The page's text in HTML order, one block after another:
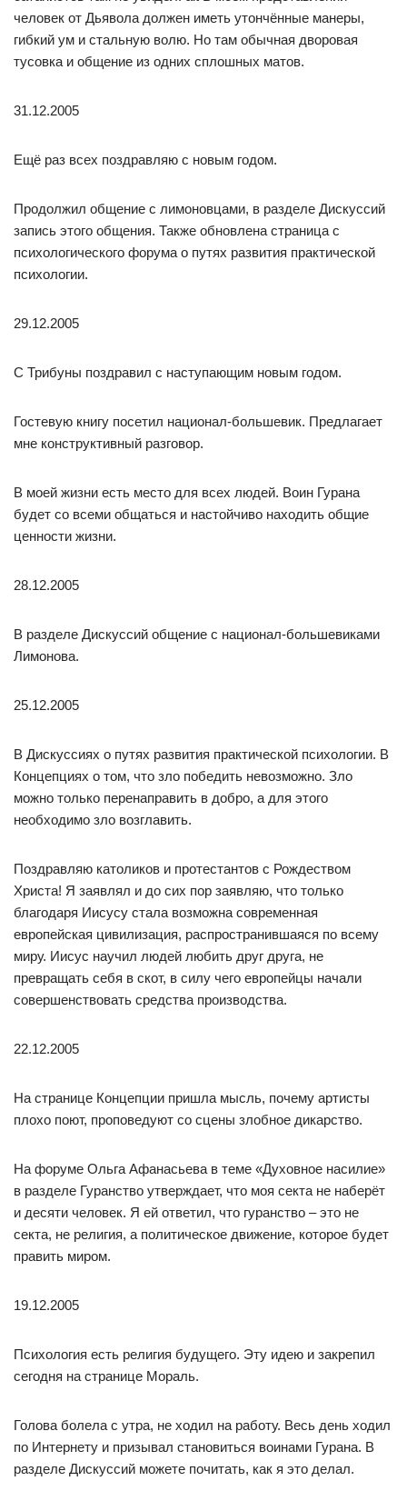
человек от Дьявола должен иметь утончённые манеры,
гибкий ум и стальную волю. Но там обычная дворовая
тусовка и общение из одних сплошных матов.
31.12.2005
Ещё раз всех поздравляю с новым годом.
Продолжил общение с лимоновцами, в разделе Дискуссий
запись этого общения. Также обновлена страница с
психологического форума о путях развития практической
психологии.
29.12.2005
С Трибуны поздравил с наступающим новым годом.
Гостевую книгу посетил национал-большевик. Предлагает
мне конструктивный разговор.
В моей жизни есть место для всех людей. Воин Гурана
будет со всеми общаться и настойчиво находить общие
ценности жизни.
28.12.2005
В разделе Дискуссий общение с национал-большевиками
Лимонова.
25.12.2005
В Дискуссиях о путях развития практической психологии. В
Концепциях о том, что зло победить невозможно. Зло
можно только перенаправить в добро, а для этого
необходимо зло возглавить.
Поздравляю католиков и протестантов с Рождеством
Христа! Я заявлял и до сих пор заявляю, что только
благодаря Иисусу стала возможна современная
европейская цивилизация, распространившаяся по всему
миру. Иисус научил людей любить друг друга, не
превращать себя в скот, в силу чего европейцы начали
совершенствовать средства производства.
22.12.2005
На странице Концепции пришла мысль, почему артисты
плохо поют, проповедуют со сцены злобное дикарство.
На форуме Ольга Афанасьева в теме «Духовное насилие»
в разделе Гуранство утверждает, что моя секта не наберёт
и десяти человек. Я ей ответил, что гуранство – это не
секта, не религия, а политическое движение, которое будет
править миром.
19.12.2005
Психология есть религия будущего. Эту идею и закрепил
сегодня на странице Мораль.
Голова болела с утра, не ходил на работу. Весь день ходил
по Интернету и призывал становиться воинами Гурана. В
разделе Дискуссий можете почитать, как я это делал.